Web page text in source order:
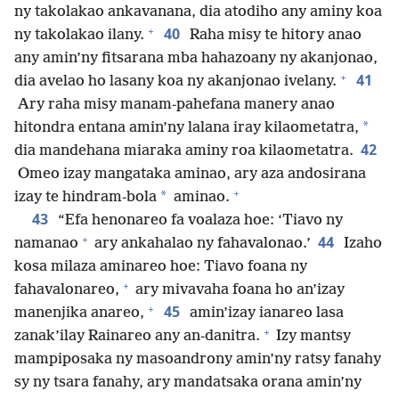
ny takolakao ankavanana, dia atodiho any aminy koa
ny takolakao ilany. + 40 Raha misy te hitory anao
any amin’ny fitsarana mba hahazoany ny akanjonao,
dia avelao ho lasany koa ny akanjonao ivelany. + 41
Ary raha misy manam-pahefana manery anao
hitondra entana amin’ny lalana iray kilaometatra, *
dia mandehana miaraka aminy roa kilaometatra. 42
Omeo izay mangataka aminao, ary aza andosirana
izay te hindram-bola * aminao. +
43
“Efa henonareo fa voalaza hoe: ‘Tiavo ny
namanao + ary ankahalao ny fahavalonao.’ 44 Izaho
kosa milaza aminareo hoe: Tiavo foana ny
fahavalonareo, + ary mivavaha foana ho an’izay
manenjika anareo, + 45 amin’izay ianareo lasa
zanak’ilay Rainareo any an-danitra. + Izy mantsy
mampiposaka ny masoandrony amin’ny ratsy fanahy
sy ny tsara fanahy, ary mandatsaka orana amin’ny